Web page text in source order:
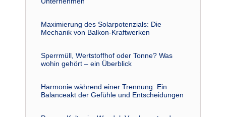
Maximierung des Solarpotenzials: Die
Mechanik von Balkon-Kraftwerken
Sperrmüll, Wertstoffhof oder Tonne? Was
wohin gehört – ein Überblick
Harmonie während einer Trennung: Ein
Balanceakt der Gefühle und Entscheidungen